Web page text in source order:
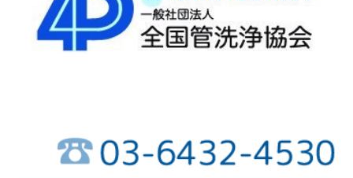
あいさつ
組織図
会員一覧